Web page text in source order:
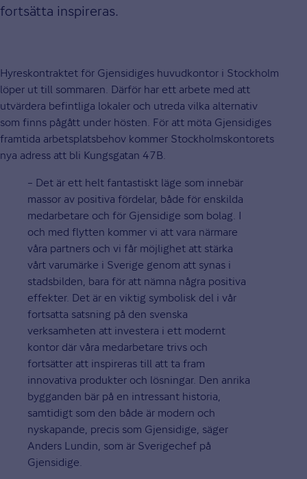
fortsätta inspireras.
Hyreskontraktet för Gjensidiges huvudkontor i Stockholm
löper ut till sommaren. Därför har ett arbete med att
utvärdera befintliga lokaler och utreda vilka alternativ
som finns pågått under hösten. För att möta Gjensidiges
framtida arbetsplatsbehov kommer Stockholmskontorets
nya adress att bli Kungsgatan 47B.
– Det är ett helt fantastiskt läge som innebär
massor av positiva fördelar, både för enskilda
medarbetare och för Gjensidige som bolag. I
och med flytten kommer vi att vara närmare
våra partners och vi får möjlighet att stärka
vårt varumärke i Sverige genom att synas i
stadsbilden, bara för att nämna några positiva
effekter. Det är en viktig symbolisk del i vår
fortsatta satsning på den svenska
verksamheten att investera i ett modernt
kontor där våra medarbetare trivs och
fortsätter att inspireras till att ta fram
innovativa produkter och lösningar. Den anrika
bygganden bär på en intressant historia,
samtidigt som den både är modern och
nyskapande, precis som Gjensidige, säger
Anders Lundin, som är Sverigechef på
Gjensidige.